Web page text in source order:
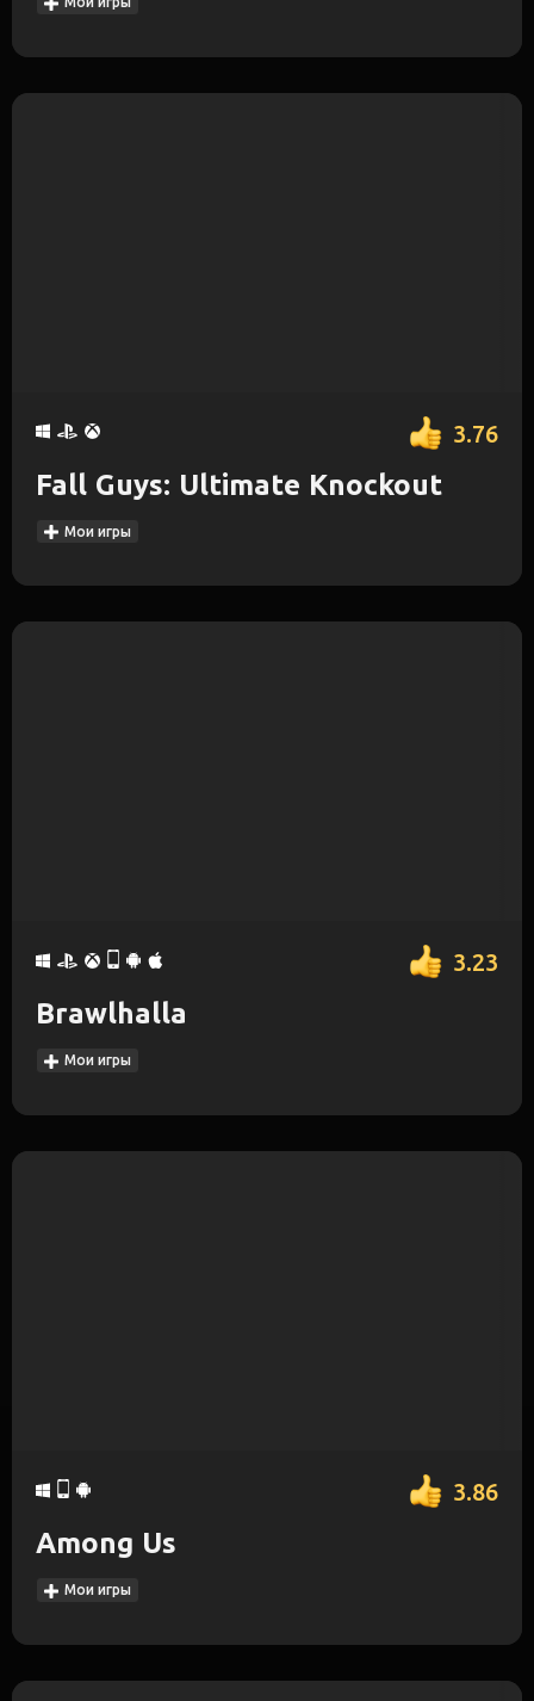
3.76
Fall Guys: Ultimate Knockout
Мои игры
3.23
Brawlhalla
Мои игры
3.86
Among Us
Мои игры